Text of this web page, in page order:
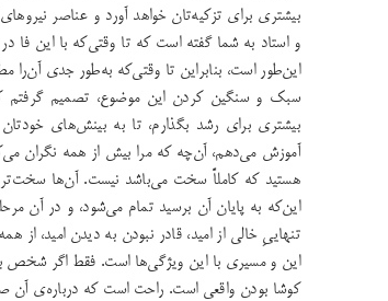
بیشتری برای تزکیه‌تان خواهد آورد و عناصر
و استاد به شما گفته‌ است که تا وقتی‌که با این فا
این‌طور است، بنابراین تا وقتی‌که به‌طور جدی آن‌را
سبک و سنگین کردن این موضوع، تصمیم گرفتم
بیشتری برای رشد بگذارم، تا به بینش‌های
آموزش می‌دهم، آن‌چه که مرا بیش از همه نگران
هستید که کاملاً سخت می‌باشد نیست. آن‌ها
این‌که به پایان آن برسید تمام می‌شود، و در آن
تنهایی‌ِ خالی از امید، قادر نبودن به دیدن امید،
این و مسیری با این ویژگی‌ها است. فقط اگر شخص
کوشا بودن واقعی است. راحت است که درباره‌ی آن